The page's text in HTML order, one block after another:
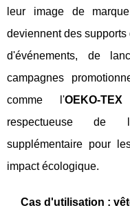
leur image de
deviennent des
d'événements, de
campagnes
comme l'OEKO-TEX
respectueuse de
supplémentaire pour
impact écologique.
Cas d'utilisation :